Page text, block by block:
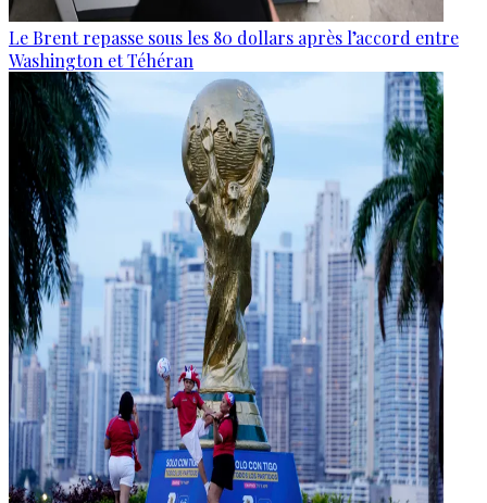
Le Brent repasse sous les 80 dollars après l’accord entre
Washington et Téhéran